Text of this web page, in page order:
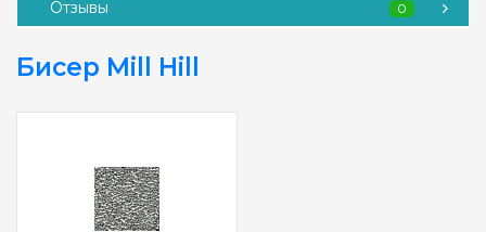
Отзывы
0
Бисер Mill Hill